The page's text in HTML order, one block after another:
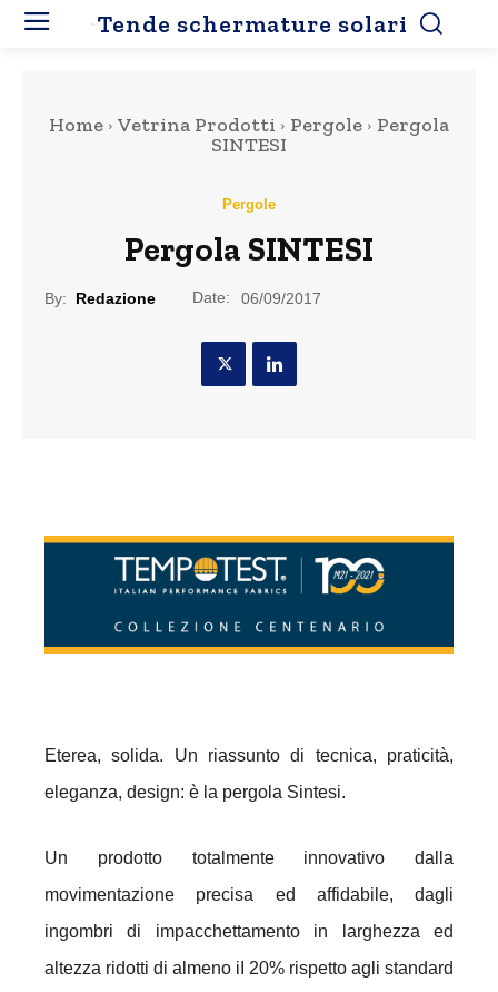
Tende schermature solari
Home Vetrina Prodotti Pergole
Pergola
SINTESI
Pergole
Pergola SINTESI
By: Redazione Date: 06/09/2017
Eterea, solida. Un riassunto di tecnica, praticità,
eleganza, design: è la pergola Sintesi.
Un prodotto totalmente innovativo dalla
movimentazione precisa ed affidabile, dagli
ingombri di impacchettamento in larghezza ed
altezza ridotti di almeno iI 20% rispetto agli standard